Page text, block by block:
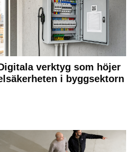
verktyg som höjer
i byggsektorn